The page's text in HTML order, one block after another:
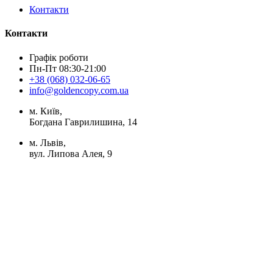
Контакти
Контакти
Графік роботи
Пн-Пт 08:30-21:00
+38 (068) 032-06-65
info@goldencopy.com.ua
м. Київ,
Богдана Гаврилишина, 14
м. Львів,
вул. Липова Алея, 9